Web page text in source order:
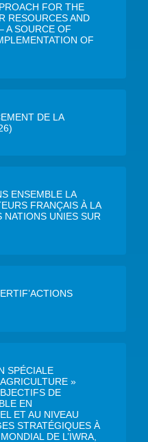
FOR THE
RESOURCES AND
A SOURCE OF
OF
DE LA
ENSEMBLE LA
FRANÇAIS À LA
NATIONS UNIES SUR
SPÉCIALE
»
DE
EN
ET AU NIVEAU
STRATÉGIQUES À
DE L’IWRA,